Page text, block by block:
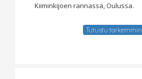
Kiiminkijoen rannassa, Oulussa.
Tutustu tarkemmin